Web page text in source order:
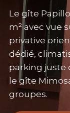
Le gîte
m² avec vue
privative
dédié,
parking juste
le gîte
groupes.